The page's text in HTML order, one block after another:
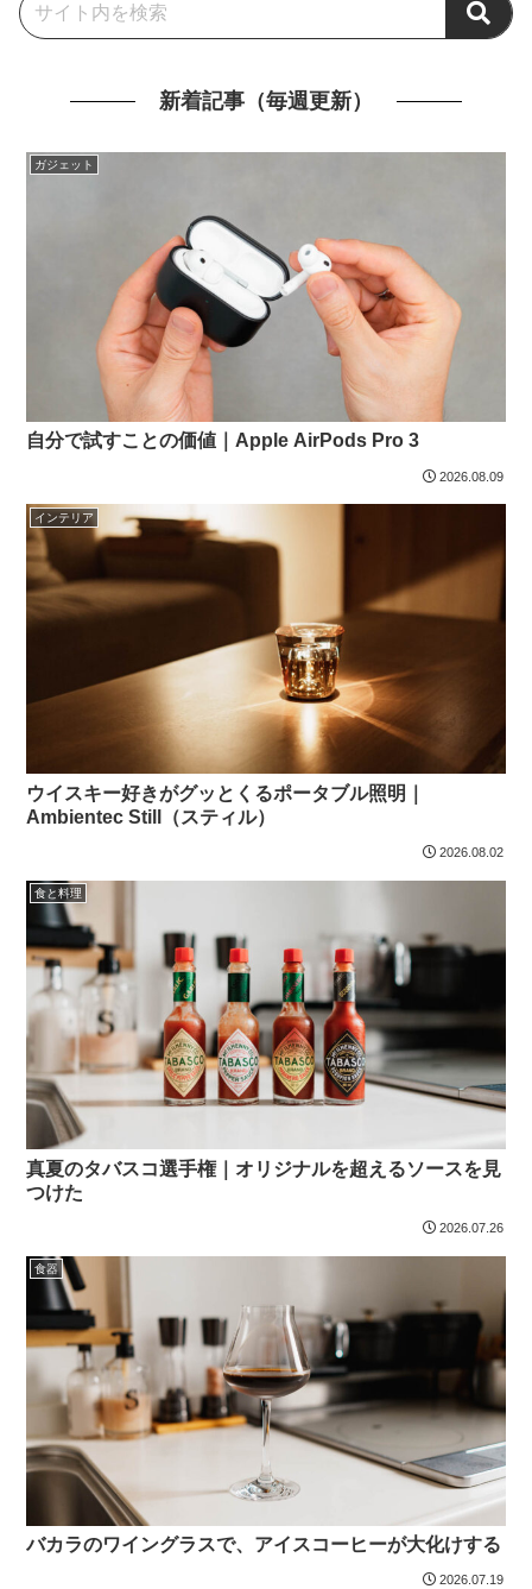
新着記事（毎週更新）
ガジェット
自分で試すことの価値｜Apple AirPods Pro 3
2026.08.09
インテリア
ウイスキー好きがグッとくるポータブル照明｜
Ambientec Still（スティル）
2026.08.02
食と料理
真夏のタバスコ選手権｜オリジナルを超えるソースを見
つけた
2026.07.26
食器
バカラのワイングラスで、アイスコーヒーが大化けする
2026.07.19